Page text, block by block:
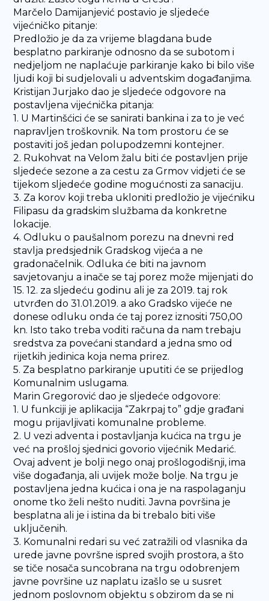
Marčelo Damijanjević postavio je sljedeće
vijećničko pitanje:
Predložio je da za vrijeme blagdana bude
besplatno parkiranje odnosno da se subotom i
nedjeljom ne naplaćuje parkiranje kako bi bilo više
ljudi koji bi sudjelovali u adventskim događanjima.
Kristijan Jurjako dao je sljedeće odgovore na
postavljena vijećnička pitanja:
1. U Martinšćici će se sanirati bankina i za to je već
napravljen troškovnik. Na tom prostoru će se
postaviti još jedan polupodzemni kontejner.
2. Rukohvat na Velom žalu biti će postavljen prije
sljedeće sezone a za cestu za Grmov vidjeti će se
tijekom sljedeće godine mogućnosti za sanaciju.
3. Za korov koji treba ukloniti predložio je vijećniku
Filipasu da gradskim službama da konkretne
lokacije.
4. Odluku o paušalnom porezu na dnevni red
stavlja predsjednik Gradskog vijeća a ne
gradonačelnik. Odluka će biti na javnom
savjetovanju a inače se taj porez može mijenjati do
15. 12. za sljedeću godinu ali je za 2019. taj rok
utvrđen do 31.01.2019. a ako Gradsko vijeće ne
donese odluku onda će taj porez iznositi 750,00
kn. Isto tako treba voditi računa da nam trebaju
sredstva za povećani standard a jedna smo od
rijetkih jedinica koja nema prirez.
5. Za besplatno parkiranje uputiti će se prijedlog
Komunalnim uslugama.
Marin Gregorović dao je sljedeće odgovore:
1. U funkciji je aplikacija “Zakrpaj to” gdje građani
mogu prijavljivati komunalne probleme.
2. U vezi adventa i postavljanja kućica na trgu je
već na prošloj sjednici govorio vijećnik Medarić.
Ovaj advent je bolji nego onaj prošlogodišnji, ima
više događanja, ali uvijek može bolje. Na trgu je
postavljena jedna kućica i ona je na raspolaganju
onome tko želi nešto nuditi. Javna površina je
besplatna ali je i istina da bi trebalo biti više
uključenih.
3. Komunalni redari su već zatražili od vlasnika da
urede javne površne ispred svojih prostora, a što
se tiče nosača suncobrana na trgu odobrenjem
javne površine uz naplatu izašlo se u susret
jednom poslovnom objektu s obzirom da se ni